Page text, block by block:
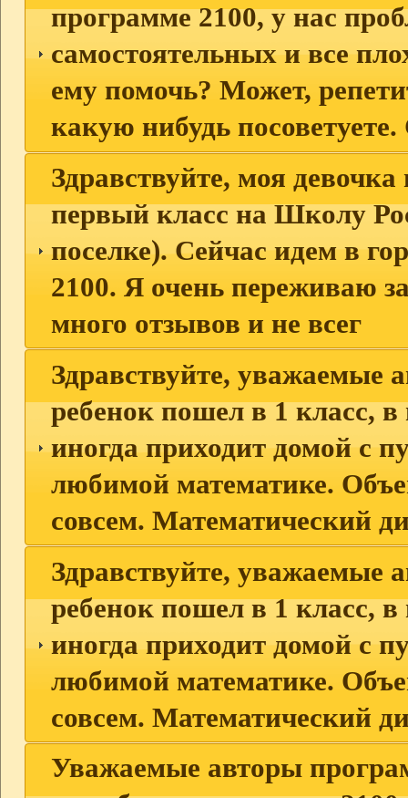
программе 2100, у нас
самостоятельных и все
ему помочь? Может,
какую нибудь
Здравствуйте, моя
первый класс на Школу
поселке). Сейчас идем в
2100. Я очень переживаю
много отзывов и не всег
Здравствуйте,
ребенок пошел в 1 класс,
иногда приходит домой с
любимой математике.
совсем. Математический
Здравствуйте,
ребенок пошел в 1 класс,
иногда приходит домой с
любимой математике.
совсем. Математический
Уважаемые авторы